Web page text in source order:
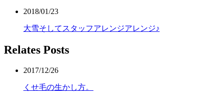
2018/01/23
大雪そしてスタッフアレンジアレンジ♪
Relates Posts
2017/12/26
くせ毛の生かし方。